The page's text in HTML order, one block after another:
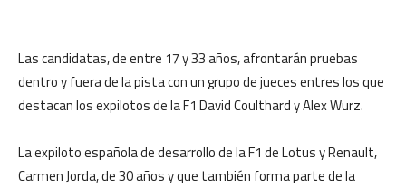
Las candidatas, de entre 17 y 33 años, afrontarán pruebas
dentro y fuera de la pista con un grupo de jueces entres los que
destacan los expilotos de la F1 David Coulthard y Alex Wurz.
La expiloto española de desarrollo de la F1 de Lotus y Renault,
Carmen Jorda, de 30 años y que también forma parte de la